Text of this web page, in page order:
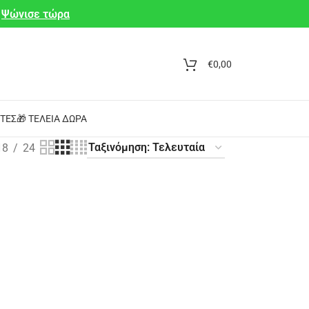
Ψώνισε τώρα
€0,00
🎁 ΤΈΛΕΙΑ ΔΏΡΑ
24